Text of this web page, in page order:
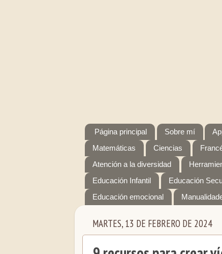
Página principal Sobre mí
Matemáticas
Ciencias
Atención a la diversidad
Educación Infantil
Educación
Educación emocional
MARTES, 13 DE FEBRERO DE 2024